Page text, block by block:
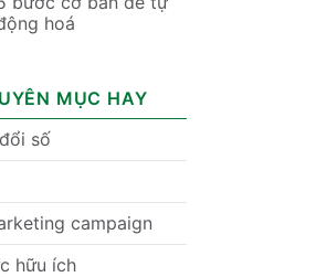
hoá
MỤC HAY
số
campaign
hữu ích